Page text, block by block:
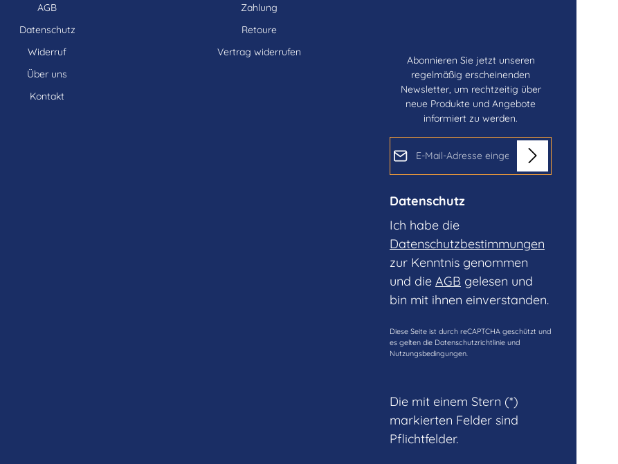
AGB
Datenschutz
Widerruf
Über uns
Kontakt
Zahlung
Retoure
Vertrag widerrufen
Abonnieren Sie jetzt unseren
regelmäßig erscheinenden
Newsletter, um rechtzeitig über
neue Produkte und Angebote
informiert zu werden.
E-Mail-Adresse*
Datenschutz
Ich habe die
Datenschutzbestimmungen
zur Kenntnis genommen
und die AGB gelesen und
bin mit ihnen einverstanden.
Diese Seite ist durch reCAPTCHA geschützt und
es gelten die Datenschutzrichtlinie und
Nutzungsbedingungen.
Die mit einem Stern (*)
markierten Felder sind
Pflichtfelder.